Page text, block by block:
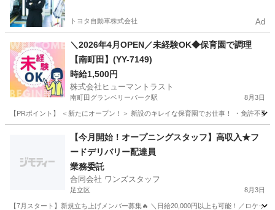
トヨタ自動車株式会社 Ad
＼2026年4月OPEN／未経験OK◆保育園で調理
【南町田】(YY-7149)
時給1,500円
株式会社ヒューマントラスト
南町田グランベリーパーク駅 8月3日
【PRポイント】 ＜新たにオープン！＞ 新設のキレイな保育園でお仕事！ ・免許不
南町田グランベリーパーク駅 キッチン
【今月開始！オープニングスタッフ】高収入★フ
ードデリバリー配達員
業務委託
合同会社 ワンズスタッフ
足立区 8月3日
【7月スタート】新規立ち上げメンバー募集🔥 ＼日給20,000円以上も可能！／